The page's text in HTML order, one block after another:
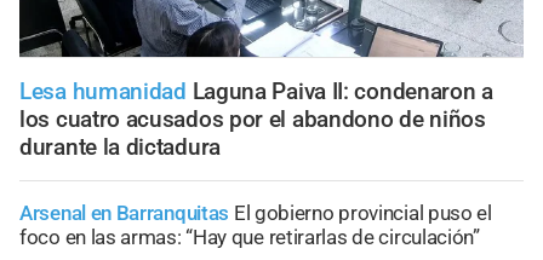
Lesa humanidad Laguna Paiva II: condenaron a
los cuatro acusados por el abandono de niños
durante la dictadura
Arsenal en Barranquitas El gobierno provincial puso el
foco en las armas: “Hay que retirarlas de circulación”